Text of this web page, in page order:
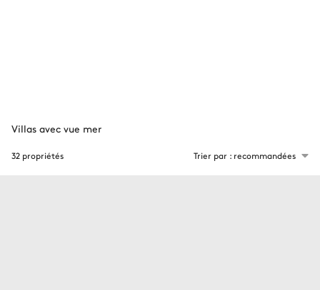
32 propriétés Trier par : recommandées
Villas avec vue mer